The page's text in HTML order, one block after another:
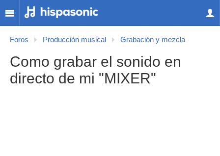
Foros Producción musical Grabación y mezcla
Como grabar el sonido en
directo de mi "MIXER"